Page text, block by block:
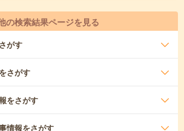
の検索結果ページを見る
がす
さがす
をさがす
情報をさがす